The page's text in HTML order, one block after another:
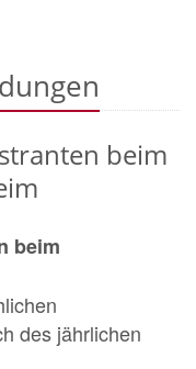
beim
beim
des jährlichen